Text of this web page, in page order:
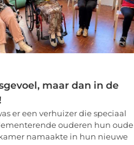
maar dan in de
er een verhuizer die speciaal
ouderen hun oude
namaakte in hun nieuwe